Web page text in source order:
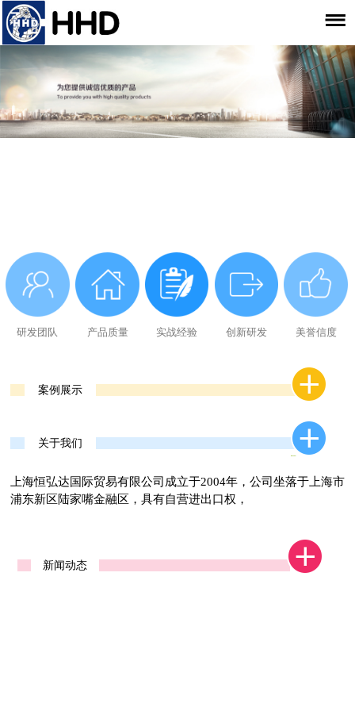
研发团队 产品质量 实战经验 创新研发 美誉信度
案例展示
关于我们
上海恒弘达国际贸易有限公司成立于2004年，公司坐落于上海市
浦东新区陆家嘴金融区，具有自营进出口权，
新闻动态